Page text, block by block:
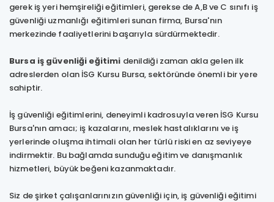
gerek iş yeri hemşireliği eğitimleri, gerekse de A,B ve C sınıfı iş
güvenliği uzmanlığı eğitimleri sunan firma, Bursa'nın
merkezinde faaliyetlerini başarıyla sürdürmektedir.
Bursa iş güvenliği eğitimi denildiği zaman akla gelen ilk
adreslerden olan İSG Kursu Bursa, sektöründe önemli bir yere
sahiptir.
İş güvenliği eğitimlerini, deneyimli kadrosuyla veren İSG Kursu
Bursa'nın amacı; iş kazalarını, meslek hastalıklarını ve iş
yerlerinde oluşma ihtimali olan her türlü riski en az seviyeye
indirmektir. Bu bağlamda sunduğu eğitim ve danışmanlık
hizmetleri, büyük beğeni kazanmaktadır.
Siz de şirket çalışanlarınızın güvenliği için, iş güvenliği eğitimi